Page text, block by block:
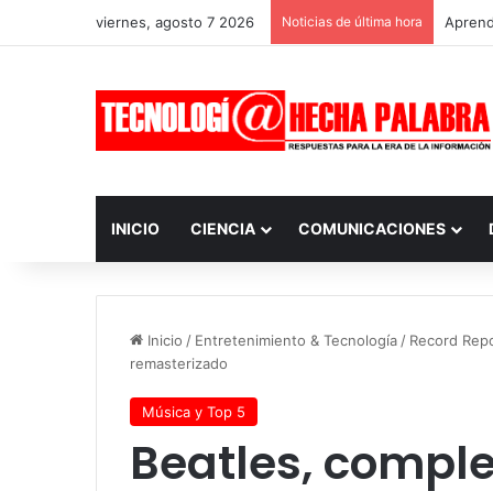
viernes, agosto 7 2026 Noticias de última hora
INICIO CIENCIA COMUNICACIONES
Inicio / Entretenimiento & Tecnología / Record
remasterizado
Música y Top 5
Beatles,